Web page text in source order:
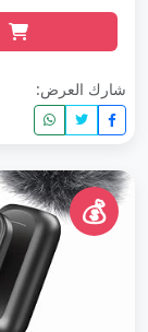
شارك العرض:
💰